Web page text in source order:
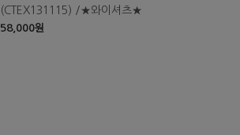
(CTEX131115) /★와이셔츠★
58,000원